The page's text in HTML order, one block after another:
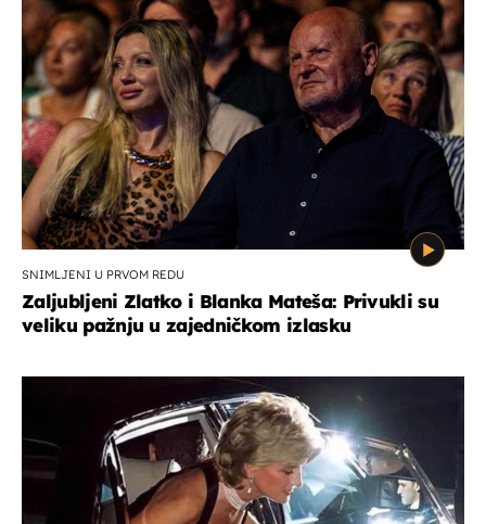
SNIMLJENI U PRVOM REDU
Zaljubljeni Zlatko i Blanka Mateša: Privukli su
veliku pažnju u zajedničkom izlasku